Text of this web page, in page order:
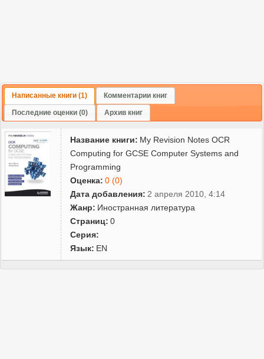
Написанные книги (1) Комментарии книг
Последние оценки (0) Архив книг
Название книги: My Revision Notes OCR
Computing for GCSE Computer Systems and
Programming
Оценка: 0 (0)
Дата добавления: 2 апреля 2010, 4:14
Жанр: Иностранная литература
Страниц: 0
Серия:
Язык: EN